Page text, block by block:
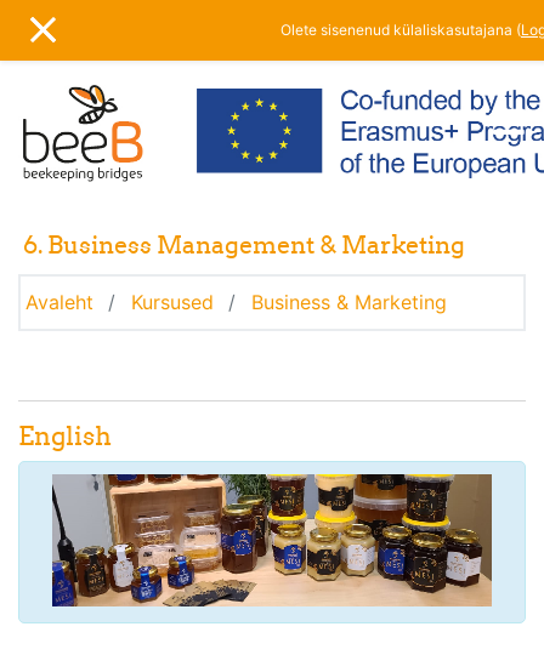
KÜLJEPANEEL Olete sisenenud külaliskasutajana (
6. Business Management & Marketing
Avaleht Kursused Business & Marketing
Kursuse/teemade ülevaade
Üldine
English